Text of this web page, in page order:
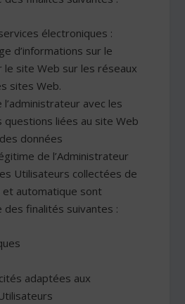
électroniques :
d’informations sur le
le site Web sur les réseaux
sites Web.
l’administrateur avec les
questions liées au site Web
données
de l’Administrateur
Utilisateurs collectées de
et automatique sont
des finalités suivantes :
adaptées aux